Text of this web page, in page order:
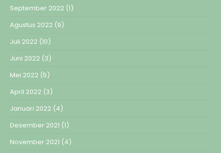
September 2022 (1)
Agustus 2022 (9)
Juli 2022 (10)
Juni 2022 (3)
Mei 2022 (5)
April 2022 (3)
Januari 2022 (4)
Desember 2021 (1)
November 2021 (4)